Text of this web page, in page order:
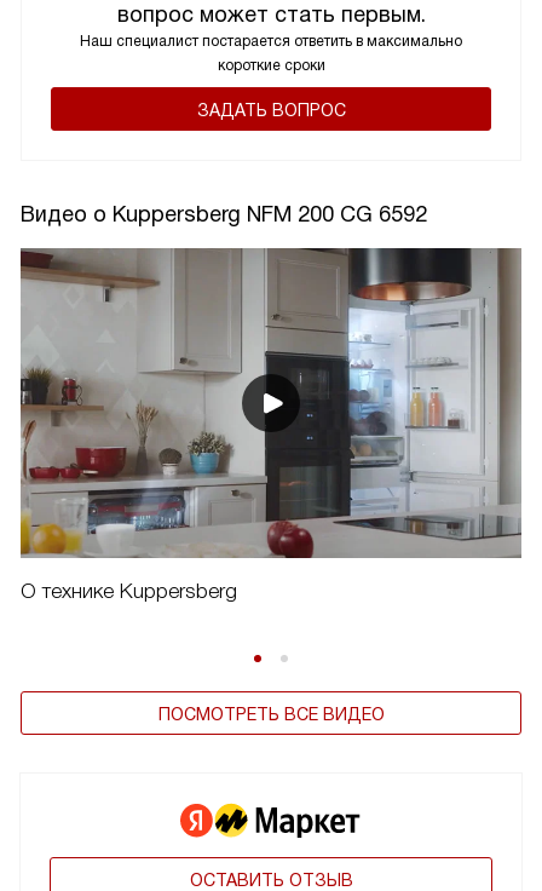
вопрос может стать первым.
Наш специалист постарается ответить в максимально
короткие сроки
ЗАДАТЬ ВОПРОС
Видео о Kuppersberg NFM 200 CG 6592
О технике Kuppersberg
ПОСМОТРЕТЬ ВСЕ ВИДЕО
ОСТАВИТЬ ОТЗЫВ